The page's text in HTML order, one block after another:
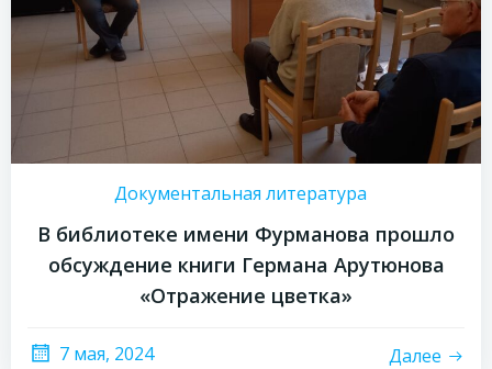
Документальная литература
В библиотеке имени Фурманова прошло
обсуждение книги Германа Арутюнова
«Отражение цветка»
7 мая, 2024 Далее